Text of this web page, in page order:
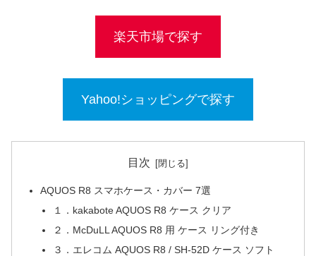
楽天市場で探す
Yahoo!ショッピングで探す
目次
AQUOS R8 スマホケース・カバー 7選
１．kakabote AQUOS R8 ケース クリア
２．McDuLL AQUOS R8 用 ケース リング付き
３．エレコム AQUOS R8 / SH-52D ケース ソフト